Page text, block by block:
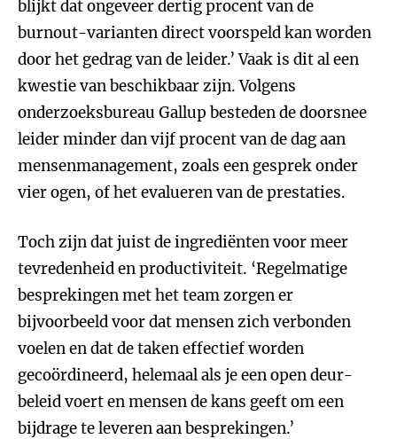
blijkt dat ongeveer dertig procent van de
burnout-varianten direct voorspeld kan worden
door het gedrag van de leider.’ Vaak is dit al een
kwestie van beschikbaar zijn. Volgens
onderzoeksbureau Gallup besteden de doorsnee
leider minder dan vijf procent van de dag aan
mensenmanagement, zoals een gesprek onder
vier ogen, of het evalueren van de prestaties.
Toch zijn dat juist de ingrediënten voor meer
tevredenheid en productiviteit. ‘Regelmatige
besprekingen met het team zorgen er
bijvoorbeeld voor dat mensen zich verbonden
voelen en dat de taken effectief worden
gecoördineerd, helemaal als je een open deur-
beleid voert en mensen de kans geeft om een
bijdrage te leveren aan besprekingen.’